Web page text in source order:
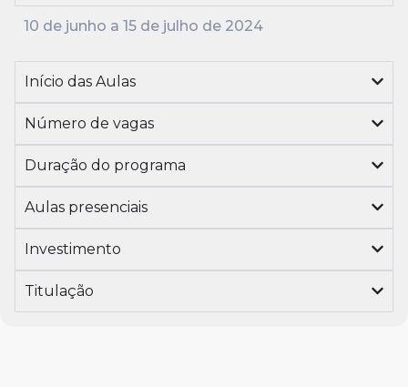
10 de junho a 15 de julho de 2024
Início das Aulas
Número de vagas
Duração do programa
Aulas presenciais
Investimento
Titulação